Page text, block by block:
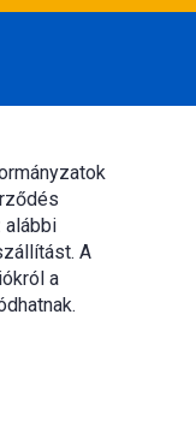
alábbi
A
a